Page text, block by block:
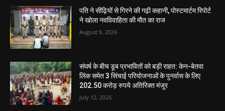
पति ने सीढ़ियों से गिरने की गढ़ी कहानी, पोस्टमार्टम रिपोर्ट
ने खोला नवविवाहिता की मौत का राज
August 9, 2026
संघर्ष के बीच डूब प्रभावितों को बड़ी राहत: केन-बेतवा
लिंक समेत 3 सिंचाई परियोजनाओं के पुनर्वास के लिए
202.50 करोड़ रुपये अतिरिक्त मंजूर
July 12, 2026